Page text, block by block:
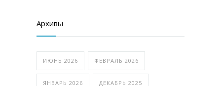
Архивы
ИЮНЬ 2026 ФЕВРАЛЬ 2026
ЯНВАРЬ 2026 ДЕКАБРЬ 2025